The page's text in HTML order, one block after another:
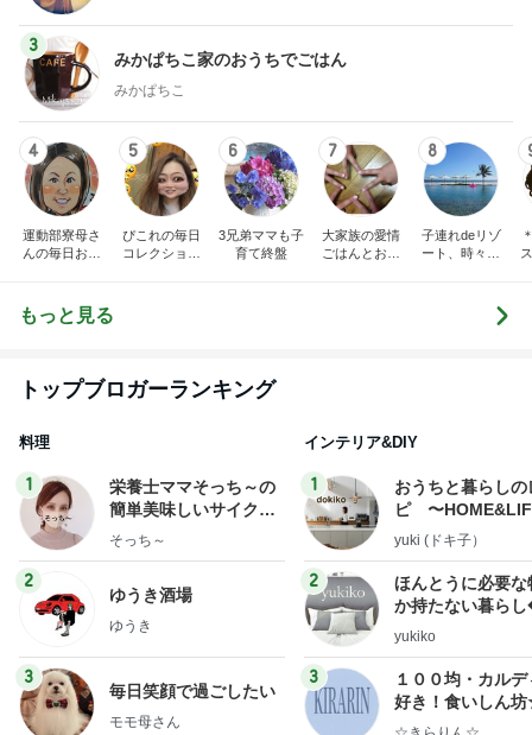
3
みかぱちこ家のおうちでごはん
みかぱちこ
4
運動部寮母さ
んの毎日お弁
5
ぴこれの毎日
コレクション
6
3兄弟ママも子
育て終盤
7
大家族の愛情
ごはんとお弁
8
子連れdeリゾ
ート、時々キ
もっと見る
トップブロガーランキング
料理
1
栄養士ママそっち～の
簡単美味しいサイクル
献立
そっち～
2
ゆうき酒場
ゆうき
3
毎日笑顔で過ごしたい
モモ母さん
インテリア&DIY
1
おうちと暮らしの
ピ 〜
yuki (ドキ子）
2
ほんとうに必要な
か持たない暮ら
ep Life Simple◆
yukiko
3
１００均・カルデ
好き！食いしん
らりん☆のブログ